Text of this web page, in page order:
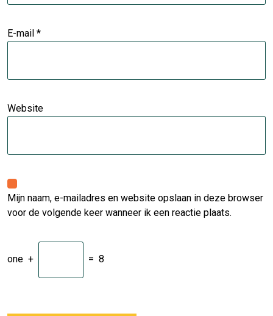
E-mail *
Website
Mijn naam, e-mailadres en website opslaan in deze browser
voor de volgende keer wanneer ik een reactie plaats.
one + = 8